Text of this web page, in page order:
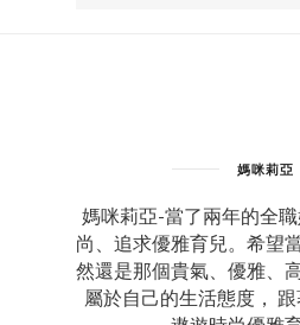
媽咪莉亞
媽咪莉亞-當了兩年的全
尚、追求優雅育兒。希望
然還是那個貴氣、優雅、
屬於自己的生活態度，